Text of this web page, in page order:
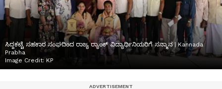
ಸಿದ್ದಕಟ್ಟೆ ಸಹಕಾರ ಸಂಘದಿಂದ ರಾಜ್ಯ ರ‍್ಯಾಂಕ್ ವಿದ್ಯಾರ್ಥಿನಿಯರಿಗೆ ಸನ್ಮಾನ | Kannada
Prabha
Image Credit: KP